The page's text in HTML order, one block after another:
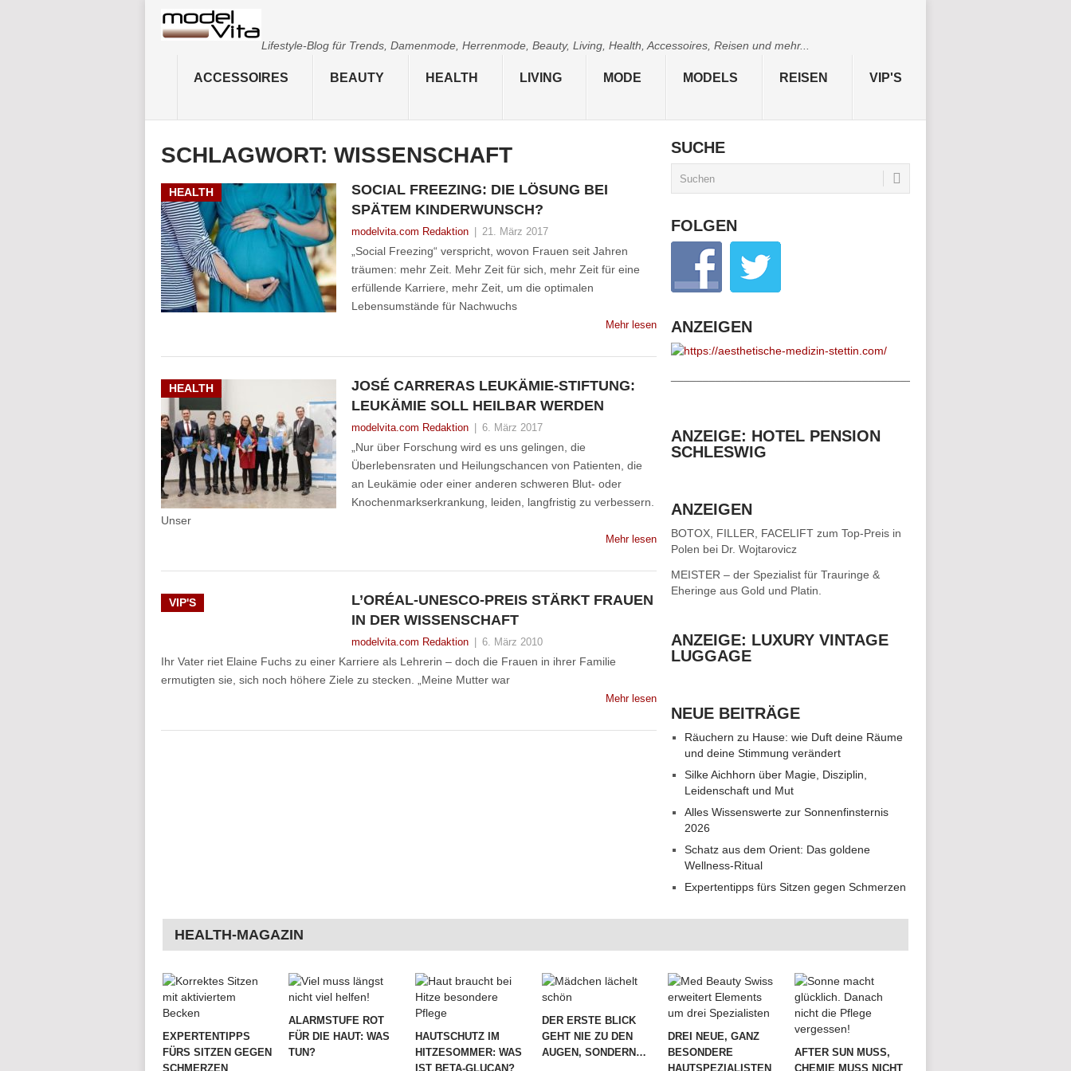
Lifestyle-Blog für Trends, Damenmode, Herrenmode, Beauty, Living, Health, Accessoires, Reisen und mehr...
ACCESSOIRES BEAUTY HEALTH LIVING MODE MODELS REISEN VIP'S
SCHLAGWORT: WISSENSCHAFT
HEALTH
SOCIAL FREEZING: DIE LÖSUNG BEI
SPÄTEM KINDERWUNSCH?
modelvita.com Redaktion 21. März 2017
„Social Freezing“ verspricht, wovon Frauen seit Jahren
träumen: mehr Zeit. Mehr Zeit für sich, mehr Zeit für eine
erfüllende Karriere, mehr Zeit, um die optimalen
Lebensumstände für Nachwuchs
Mehr lesen
HEALTH
JOSÉ CARRERAS LEUKÄMIE-STIFTUNG:
LEUKÄMIE SOLL HEILBAR WERDEN
modelvita.com Redaktion 6. März 2017
„Nur über Forschung wird es uns gelingen, die
Überlebensraten und Heilungschancen von Patienten, die
an Leukämie oder einer anderen schweren Blut- oder
Knochenmarkserkrankung, leiden, langfristig zu verbessern.
Unser
Mehr lesen
VIP'S
L’ORÉAL-UNESCO-PREIS STÄRKT FRAUEN
IN DER WISSENSCHAFT
modelvita.com Redaktion 6. März 2010
Ihr Vater riet Elaine Fuchs zu einer Karriere als Lehrerin – doch die Frauen in ihrer Familie
ermutigten sie, sich noch höhere Ziele zu stecken. „Meine Mutter war
Mehr lesen
SUCHE
FOLGEN
ANZEIGEN
ANZEIGE: HOTEL PENSION
SCHLESWIG
ANZEIGEN
BOTOX, FILLER, FACELIFT zum Top-Preis in
Polen bei Dr. Wojtarovicz
MEISTER – der Spezialist für Trauringe &
Eheringe aus Gold und Platin.
ANZEIGE: LUXURY VINTAGE
LUGGAGE
NEUE BEITRÄGE
Räuchern zu Hause: wie Duft deine Räume
und deine Stimmung verändert
Silke Aichhorn über Magie, Disziplin,
Leidenschaft und Mut
Alles Wissenswerte zur Sonnenfinsternis
2026
Schatz aus dem Orient: Das goldene
Wellness-Ritual
Expertentipps fürs Sitzen gegen Schmerzen
HEALTH-MAGAZIN
EXPERTENTIPPS
FÜRS SITZEN GEGEN
SCHMERZEN
ALARMSTUFE ROT
FÜR DIE HAUT: WAS
TUN?
HAUTSCHUTZ IM
HITZESOMMER: WAS
IST BETA-GLUCAN?
DER ERSTE BLICK
GEHT NIE ZU DEN
AUGEN, SONDERN…
DREI NEUE, GANZ
BESONDERE
HAUTSPEZIALISTEN
AFTER SUN MUSS,
CHEMIE MUSS NICHT